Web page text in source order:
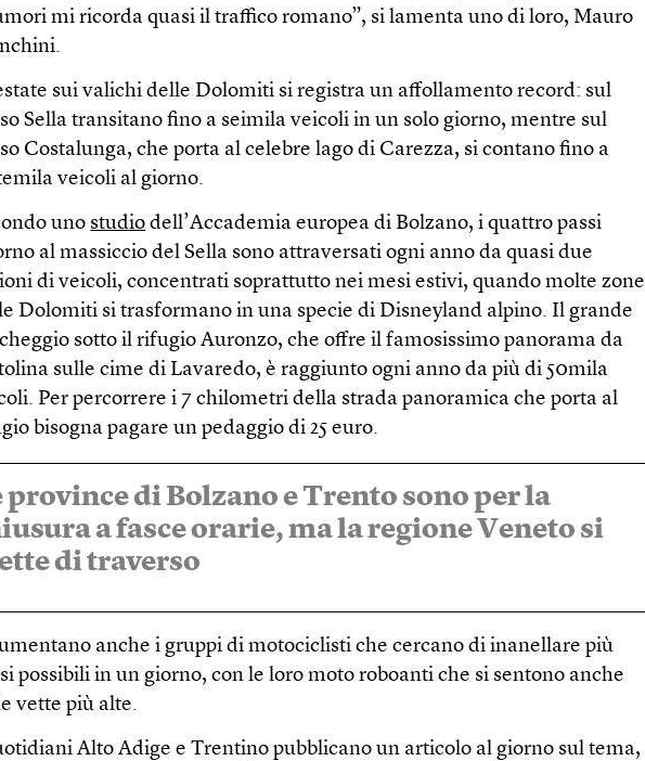
mi ricorda quasi il traffico romano”, si lamenta uno di loro, Mauro
sui valichi delle Dolomiti si registra un affollamento record: sul
Sella transitano fino a seimila veicoli in un solo giorno, mentre sul
Costalunga, che porta al celebre lago di Carezza, si contano fino a
veicoli al giorno.
uno studio dell’Accademia europea di Bolzano, i quattro passi
al massiccio del Sella sono attraversati ogni anno da quasi due
di veicoli, concentrati soprattutto nei mesi estivi, quando molte zone
Dolomiti si trasformano in una specie di Disneyland alpino. Il grande
sotto il rifugio Auronzo, che offre il famosissimo panorama da
sulle cime di Lavaredo, è raggiunto ogni anno da più di 50mila
Per percorrere i 7 chilometri della strada panoramica che porta al
bisogna pagare un pedaggio di 25 euro.
province di Bolzano e Trento sono per la
a fasce orarie, ma la regione Veneto si
di traverso
anche i gruppi di motociclisti che cercano di inanellare più
possibili in un giorno, con le loro moto roboanti che si sentono anche
vette più alte.
Alto Adige e Trentino pubblicano un articolo al giorno sul tema,